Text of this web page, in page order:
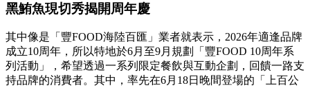
黑鮪魚現切秀揭開周年慶
其中像是「豐FOOD海陸百匯」業者就表示，2026年適逢品牌
成立10周年，所以特地於6月至9月規劃「豐FOOD 10周年系
列活動」，希望透過一系列限定餐飲與互動企劃，回饋一路支
持品牌的消費者。其中，率先在6月18日晚間登場的「上百公